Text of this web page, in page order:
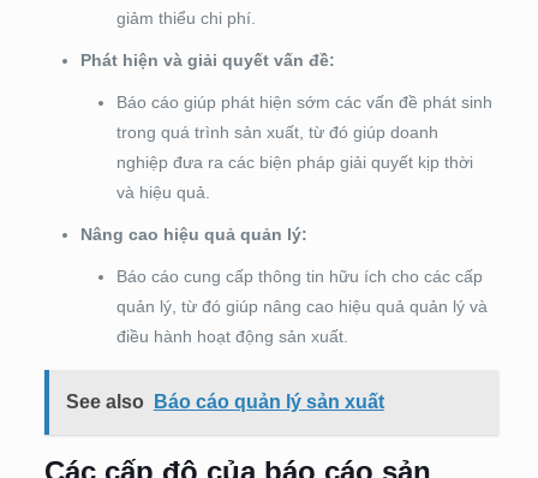
giảm thiểu chi phí.
Phát hiện và giải quyết vấn đề:
Báo cáo giúp phát hiện sớm các vấn đề phát sinh
trong quá trình sản xuất, từ đó giúp doanh
nghiệp đưa ra các biện pháp giải quyết kịp thời
và hiệu quả.
Nâng cao hiệu quả quản lý:
Báo cáo cung cấp thông tin hữu ích cho các cấp
quản lý, từ đó giúp nâng cao hiệu quả quản lý và
điều hành hoạt động sản xuất.
See also Báo cáo quản lý sản xuất
Các cấp độ của báo cáo sản